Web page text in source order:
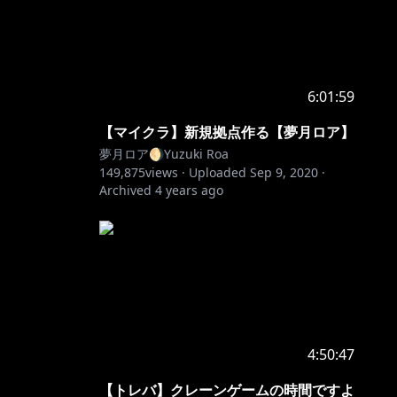
6:01:59
【マイクラ】新規拠点作る【夢月ロア】
夢月ロア🌖Yuzuki Roa
149,875views · Uploaded Sep 9, 2020 ·
Archived 4 years ago
4:50:47
【トレバ】クレーンゲームの時間ですよ